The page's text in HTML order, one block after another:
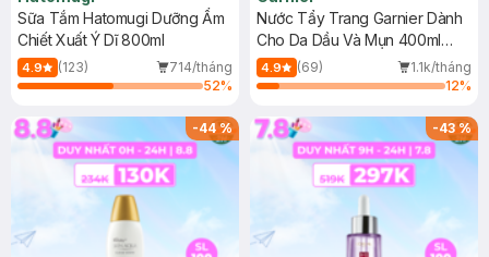
Sữa Tắm Hatomugi Dưỡng Ẩm
Chiết Xuất Ý Dĩ 800ml
4.9 (123)
714/tháng
52%
Nước Tẩy Trang Garnier Dành
Cho Da Dầu Và Mụn 400ml
(Mới)
4.9 (69)
1.1k/tháng
12%
-44% -43%